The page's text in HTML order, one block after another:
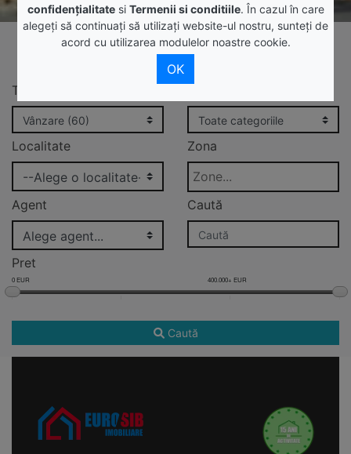
Ne pare rău,nu s-au găsit rezultate care
să corespundă criteriilor dumneavoastră!
Tip ofertă
Localitate Zona
Agent Caută
Pret
0 EUR 400.000+ EUR
Caută
confidențialitatesi Termenii si conditiile. În cazul în care
alegeți să continuați să utilizați website-ul nostru, sunteți de
acord cu utilizarea modulelor noastre cookie.
OK